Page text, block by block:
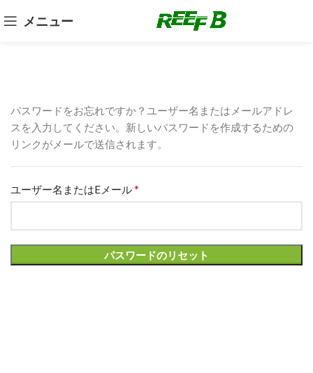
メニュー
パスワードをお忘れですか？ユーザー名またはメールアドレ
スを入力してください。新しいパスワードを作成するための
リンクがメールで送信されます。
ユーザー名またはEメール*
パスワードのリセット